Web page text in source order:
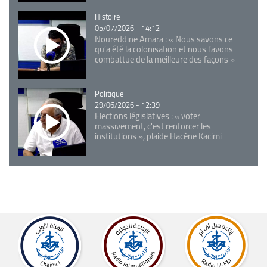
Catégorie
Histoire
05/07/2026 - 14:12
Noureddine Amara : « Nous savons ce
qu’a été la colonisation et nous l’avons
combattue de la meilleure des façons »
Catégorie
Politique
29/06/2026 - 12:39
Elections législatives : « voter
massivement, c'est renforcer les
institutions », plaide Hacène Kacimi